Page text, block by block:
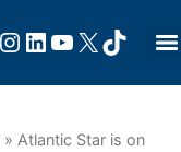
» Atlantic Star is on